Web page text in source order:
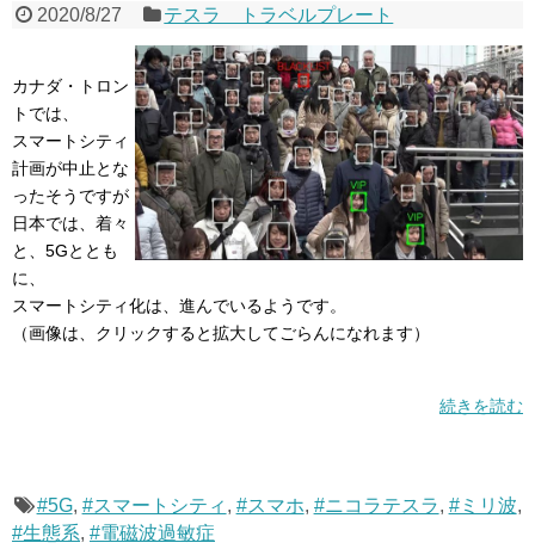
2020/8/27 テスラ トラベルプレート
カナダ・トロン
トでは、
スマートシティ
計画が中止とな
ったそうですが
日本では、着々
と、5Gととも
に、
スマートシティ化は、進んでいるようです。
（画像は、クリックすると拡大してごらんになれます）
続きを読む
#5G, #スマートシティ , #スマホ, #ニコラテスラ, #ミリ波,
#生態系, #電磁波過敏症